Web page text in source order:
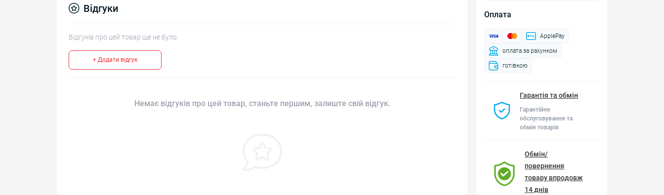
Оплата
ApplePay
оплата за рахунком
готівкою
Гарантія та обмін
Гарантійне
обслуговування та
обмін товарів
Обмін/
повернення
товару впродовж
14 днів
Відгуки
Відгуків про цей товар ще не було.
+ Додати відгук
Немає відгуків про цей товар, станьте першим, залиште свій відгук.